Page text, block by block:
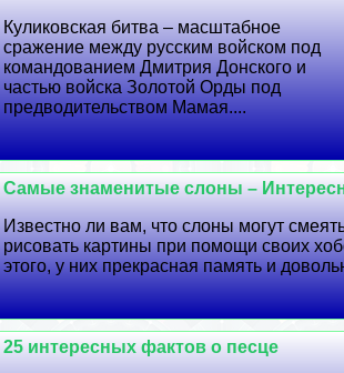
Куликовская битва – масштабное
сражение между русским войском под
комaндованием Дмитрия Донского и
частью войска Золотой Орды под
предводительством Мамая....
Самые знаменитые слоны –
Известно ли вам, что слоны могут
рисовать картины при помощи своих
этого, у них прекрасная память и
25 интересных фактов о песце